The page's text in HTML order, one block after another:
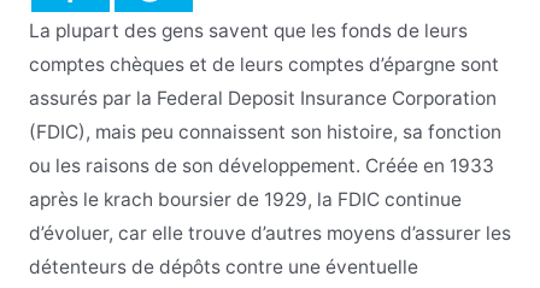
La plupart des gens savent que les fonds de leurs
comptes chèques et de leurs comptes d’épargne sont
assurés par la Federal Deposit Insurance Corporation
(FDIC), mais peu connaissent son histoire, sa fonction
ou les raisons de son développement. Créée en 1933
après le krach boursier de 1929, la FDIC continue
d’évoluer, car elle trouve d’autres moyens d’assurer les
détenteurs de dépôts contre une éventuelle